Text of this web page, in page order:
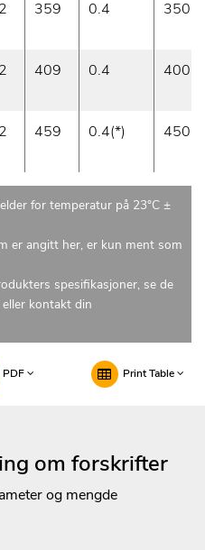
359 0.4 350
409 0.4 400
459 0.4(*) 450
for temperatur på 23°C ±
er angitt her, er kun ment som
spesifikasjoner, se de
kontakt din
PDF Print Table
om forskrifter
og mengde